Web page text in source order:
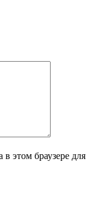
этом браузере для